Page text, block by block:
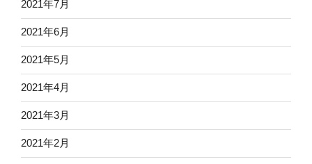
2021年7月
2021年6月
2021年5月
2021年4月
2021年3月
2021年2月